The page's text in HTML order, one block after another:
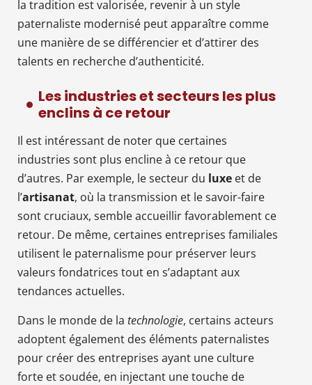
la tradition est valorisée, revenir à un style
paternaliste modernisé peut apparaître comme
une manière de se différencier et d’attirer des
talents en recherche d’authenticité.
Les industries et secteurs les plus
enclins à ce retour
Il est intéressant de noter que certaines
industries sont plus encline à ce retour que
d’autres. Par exemple, le secteur du luxe et de
l’artisanat, où la transmission et le savoir-faire
sont cruciaux, semble accueillir favorablement ce
retour. De même, certaines entreprises familiales
utilisent le paternalisme pour préserver leurs
valeurs fondatrices tout en s’adaptant aux
tendances actuelles.
Dans le monde de la technologie, certains acteurs
adoptent également des éléments paternalistes
pour créer des entreprises ayant une culture
forte et soudée, en injectant une touche de